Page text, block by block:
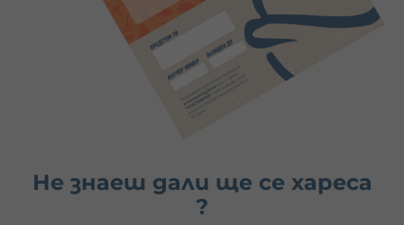
Не знаеш дали ще се хареса
?